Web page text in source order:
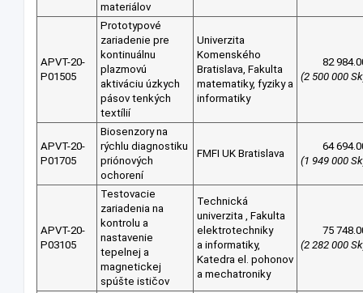
materiálov
APVT-20-
P01505
Prototypové
zariadenie pre
kontinuálnu
plazmovú
aktiváciu úzkych
pásov tenkých
textílií
Univerzita
Komenského
Bratislava, Fakulta
matematiky, fyziky a
informatiky
82
(2 500 000
APVT-20-
P01705
Biosenzory na
rýchlu diagnostiku
priónových
ochorení
FMFI UK Bratislava
64
(1 949 000
APVT-20-
P03105
Testovacie
zariadenia na
kontrolu a
nastavenie
tepelnej a
magnetickej
spúšte ističov
Technická
univerzita , Fakulta
elektrotechniky
a informatiky,
Katedra el. pohonov
a mechatroniky
75
(2 282 000